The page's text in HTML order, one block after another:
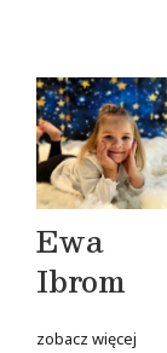
Ewa
Ibrom
zobacz więcej